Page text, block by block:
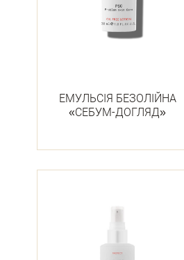
ЕМУЛЬСІЯ БЕЗОЛІЙНА
«СЕБУМ-ДОГЛЯД»